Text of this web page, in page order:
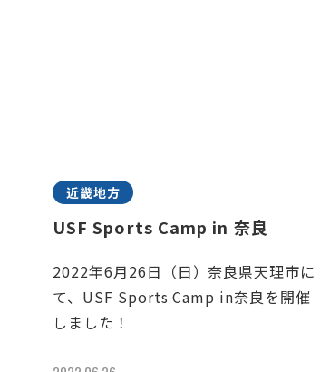
近畿地方
USF Sports Camp in 奈良
2022年6月26日（日）奈良県天理市に
て、USF Sports Camp in奈良を開催
しました！